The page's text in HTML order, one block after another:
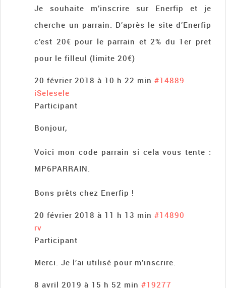
Je souhaite m’inscrire sur Enerfip et je
cherche un parrain. D’après le site d’Enerfip
c’est 20€ pour le parrain et 2% du 1er pret
pour le filleul (limite 20€)
20 février 2018 à 10 h 22 min #14889
iSelesele
Participant
Bonjour,
Voici mon code parrain si cela vous tente :
MP6PARRAIN.
Bons prêts chez Enerfip !
20 février 2018 à 11 h 13 min #14890
rv
Participant
Merci. Je l’ai utilisé pour m’inscrire.
8 avril 2019 à 15 h 52 min #19277